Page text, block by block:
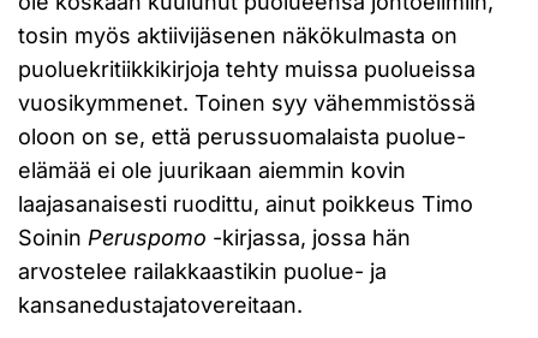
tosin myös aktiivijäsenen näkökulmasta on
puoluekritiikkikirjoja tehty muissa puolueissa
vuosikymmenet. Toinen syy vähemmistössä
oloon on se, että perussuomalaista puolue-
elämää ei ole juurikaan aiemmin kovin
laajasanaisesti ruodittu, ainut poikkeus Timo
Soinin Peruspomo -kirjassa, jossa hän
arvostelee railakkaastikin puolue- ja
kansanedustajatovereitaan.